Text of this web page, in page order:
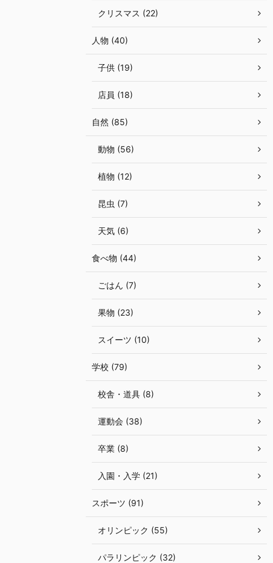
クリスマス (22)
人物 (40)
子供 (19)
店員 (18)
自然 (85)
動物 (56)
植物 (12)
昆虫 (7)
天気 (6)
食べ物 (44)
ごはん (7)
果物 (23)
スイーツ (10)
学校 (79)
校舎・道具 (8)
運動会 (38)
卒業 (8)
入園・入学 (21)
スポーツ (91)
オリンピック (55)
パラリンピック (32)